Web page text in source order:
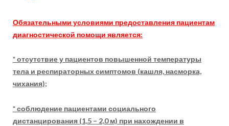
Обязательными условиями предоставления пациентам
диагностической помощи является:
* отсутствие у пациентов повышенной температуры
тела и респираторных симптомов (кашля, насморка,
чихания);
* соблюдение пациентами социального
дистанцирования (1,5 – 2,0 м) при нахождении в